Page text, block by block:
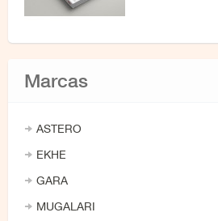
Marcas
ASTERO
EKHE
GARA
MUGALARI